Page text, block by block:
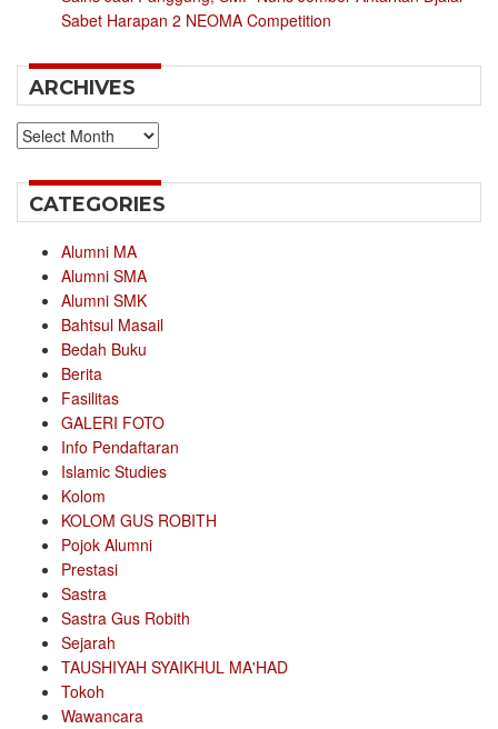
Sabet Harapan 2 NEOMA Competition
ARCHIVES
Archives
CATEGORIES
Alumni MA
Alumni SMA
Alumni SMK
Bahtsul Masail
Bedah Buku
Berita
Fasilitas
GALERI FOTO
Info Pendaftaran
Islamic Studies
Kolom
KOLOM GUS ROBITH
Pojok Alumni
Prestasi
Sastra
Sastra Gus Robith
Sejarah
TAUSHIYAH SYAIKHUL MA'HAD
Tokoh
Wawancara